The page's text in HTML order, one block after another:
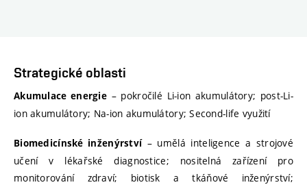
Strategické oblasti
Akumulace energie – pokročilé Li-ion akumulátory; post-Li-
ion akumulátory; Na-ion akumulátory; Second-life využití
Biomedicínské inženýrství– umělá inteligence a strojové
učení v lékařské diagnostice; nositelná zařízení pro
monitorování zdraví; biotisk a tkáňové inženýrství;